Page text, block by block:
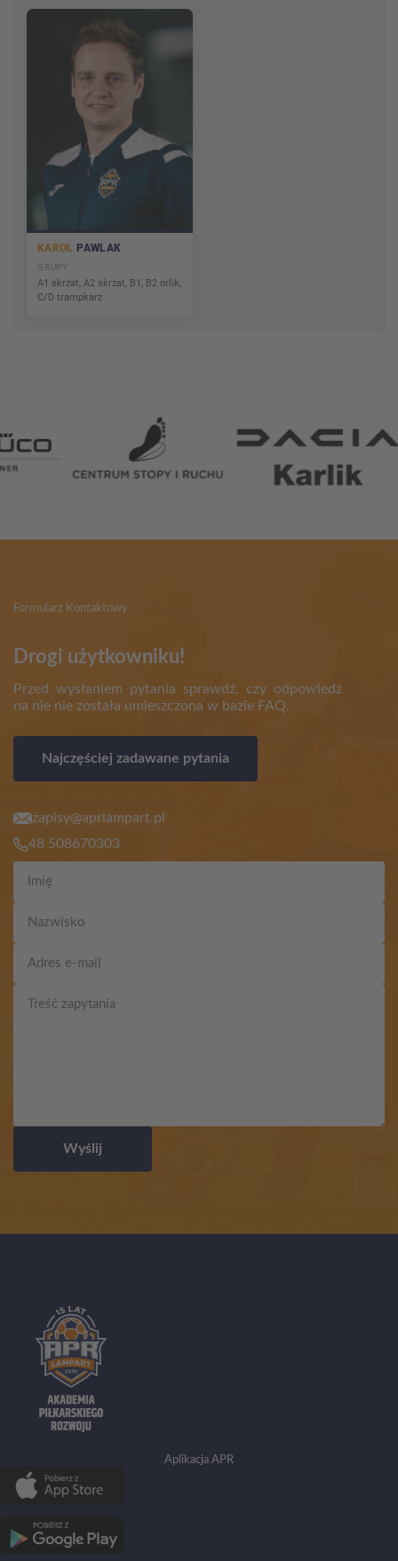
KAROL PAWLAK
GRUPY
A1 skrzat, A2 skrzat, B1, B2 orlik,
C/D trampkarz
Formularz Kontaktowy
Drogi użytkowniku!
Przed wysłaniem pytania sprawdź, czy odpowiedź
na nie nie została umieszczona w bazie FAQ.
Najczęściej zadawane pytania
zapisy@aprlampart.pl
48 508670303
Wyślij
Aplikacja APR